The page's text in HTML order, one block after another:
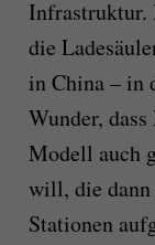
Infrastruktur.
die
in China – in
Wunder,
Modell auch
will, die dann
Stationen